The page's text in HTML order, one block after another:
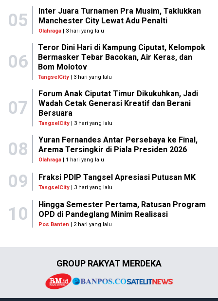
05
Inter Juara Turnamen Pra Musim, Taklukkan
Manchester City Lewat Adu Penalti
Olahraga| 3 hari yang lalu
06
Teror Dini Hari di Kampung Ciputat, Kelompok
Bermasker Tebar Bacokan, Air Keras, dan
Bom Molotov
TangselCity | 3 hari yang lalu
07
Forum Anak Ciputat Timur Dikukuhkan, Jadi
Wadah Cetak Generasi Kreatif dan Berani
Bersuara
TangselCity| 3 hari yang lalu
08
Yuran Fernandes Antar Persebaya ke Final,
Arema Tersingkir di Piala Presiden 2026
Olahraga| 1 hari yang lalu
09 Fraksi PDIP Tangsel Apresiasi Putusan MK
TangselCity | 3 hari yang lalu
10
Hingga Semester Pertama, Ratusan Program
OPD di Pandeglang Minim Realisasi
Pos Banten | 2 hari yang lalu
GROUP RAKYAT MERDEKA